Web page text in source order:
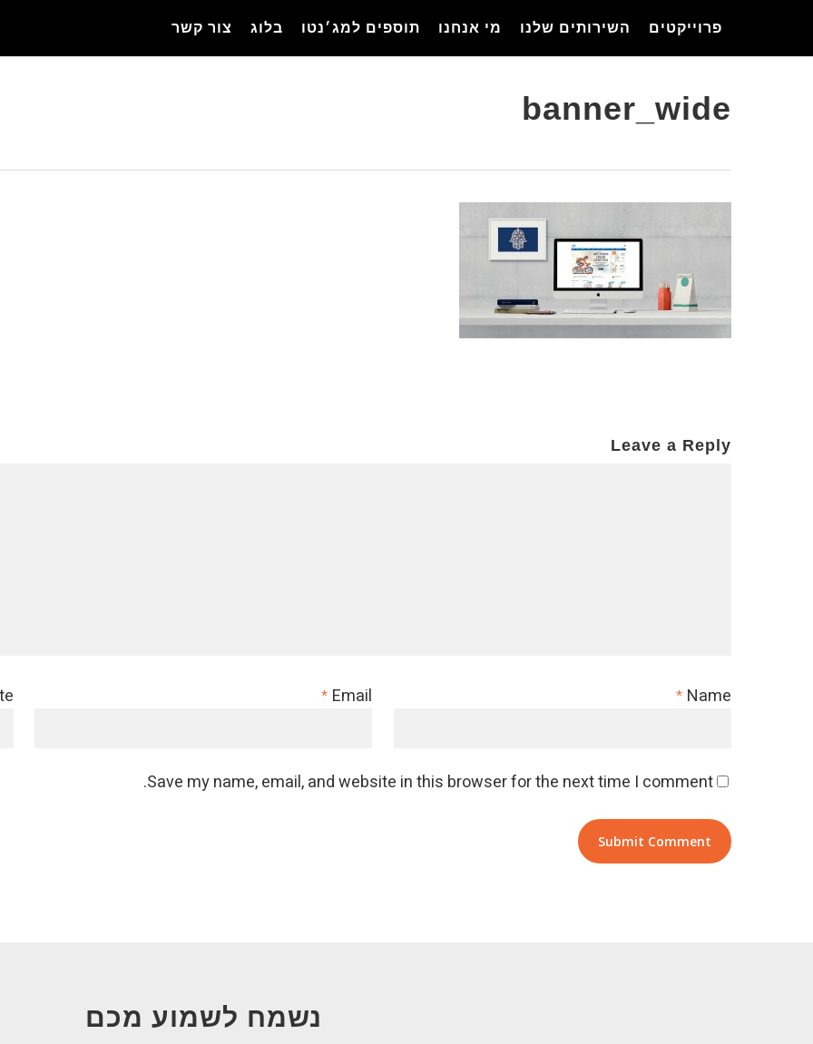
main
פרוייקטים השירותים שלנו מי אנחנו תוספים למג׳נטו בלוג צור קשר
banner_wide
Leave a Reply
Name
*
Email
*
Save my name, email, and website in this browser for the next time I comment.
נשמח לשמוע מכם